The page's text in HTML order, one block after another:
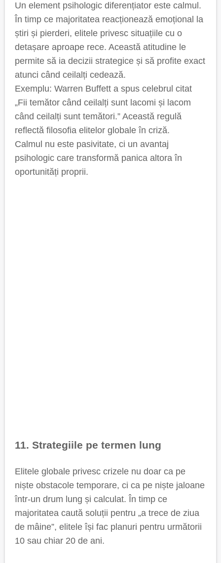
Un element psihologic diferențiator este calmul.
În timp ce majoritatea reacționează emoțional la
știri și pierderi, elitele privesc situațiile cu o
detașare aproape rece. Această atitudine le
permite să ia decizii strategice și să profite exact
atunci când ceilalți cedează.
Exemplu: Warren Buffett a spus celebrul citat
„Fii temător când ceilalți sunt lacomi și lacom
când ceilalți sunt temători.” Această regulă
reflectă filosofia elitelor globale în criză.
Calmul nu este pasivitate, ci un avantaj
psihologic care transformă panica altora în
oportunități proprii.
11. Strategiile pe termen lung
Elitele globale privesc crizele nu doar ca pe
niște obstacole temporare, ci ca pe niște jaloane
într-un drum lung și calculat. În timp ce
majoritatea caută soluții pentru „a trece de ziua
de mâine”, elitele își fac planuri pentru următorii
10 sau chiar 20 de ani.